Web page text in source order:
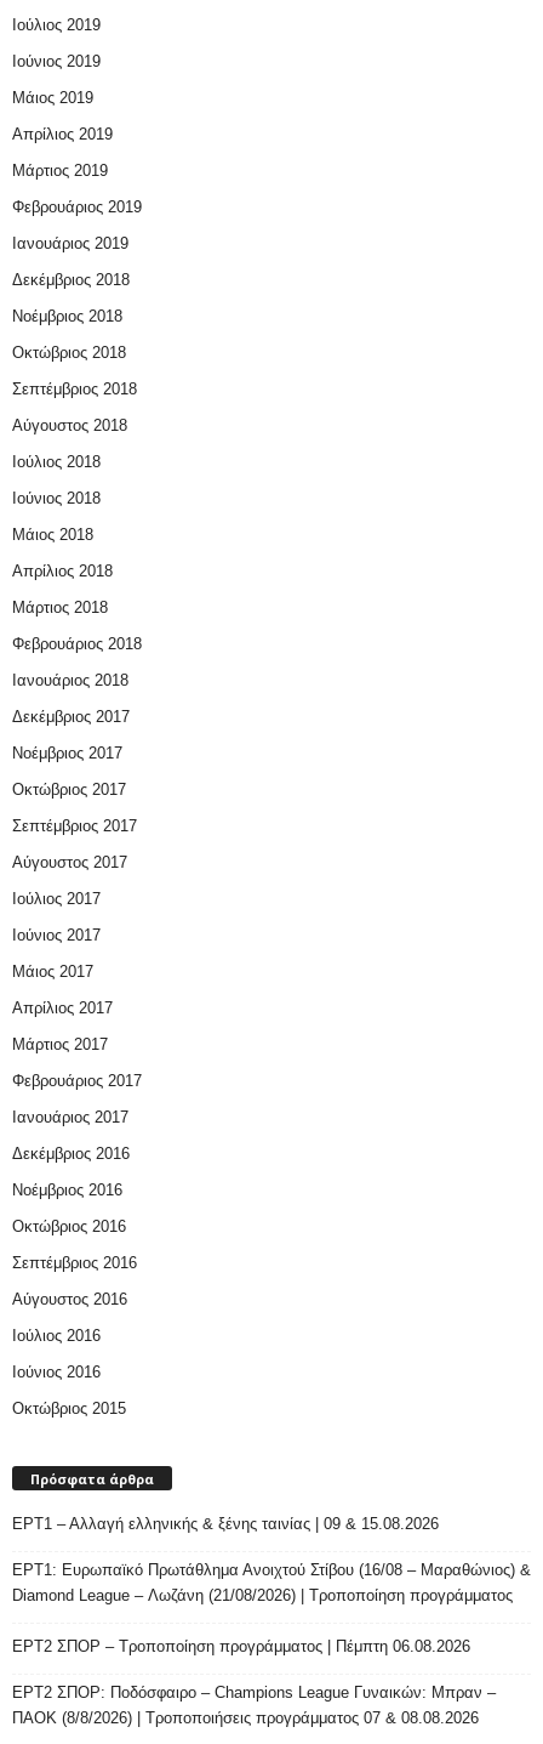
Ιούλιος 2019
Ιούνιος 2019
Μάιος 2019
Απρίλιος 2019
Μάρτιος 2019
Φεβρουάριος 2019
Ιανουάριος 2019
Δεκέμβριος 2018
Νοέμβριος 2018
Οκτώβριος 2018
Σεπτέμβριος 2018
Αύγουστος 2018
Ιούλιος 2018
Ιούνιος 2018
Μάιος 2018
Απρίλιος 2018
Μάρτιος 2018
Φεβρουάριος 2018
Ιανουάριος 2018
Δεκέμβριος 2017
Νοέμβριος 2017
Οκτώβριος 2017
Σεπτέμβριος 2017
Αύγουστος 2017
Ιούλιος 2017
Ιούνιος 2017
Μάιος 2017
Απρίλιος 2017
Μάρτιος 2017
Φεβρουάριος 2017
Ιανουάριος 2017
Δεκέμβριος 2016
Νοέμβριος 2016
Οκτώβριος 2016
Σεπτέμβριος 2016
Αύγουστος 2016
Ιούλιος 2016
Ιούνιος 2016
Οκτώβριος 2015
Πρόσφατα άρθρα
ΕΡΤ1 – Αλλαγή ελληνικής & ξένης ταινίας | 09 & 15.08.2026
ΕΡΤ1: Ευρωπαϊκό Πρωτάθλημα Ανοιχτού Στίβου (16/08 – Μαραθώνιος) &
Diamond League – Λωζάνη (21/08/2026) | Τροποποίηση προγράμματος
ΕΡΤ2 ΣΠΟΡ – Τροποποίηση προγράμματος | Πέμπτη 06.08.2026
ΕΡΤ2 ΣΠΟΡ: Ποδόσφαιρο – Champions League Γυναικών: Μπραν –
ΠΑΟΚ (8/8/2026) | Τροποποιήσεις προγράμματος 07 & 08.08.2026